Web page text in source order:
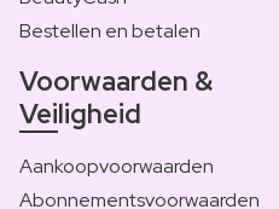
Bestellen en betalen
Voorwaarden &
Veiligheid
Aankoopvoorwaarden
Abonnementsvoorwaarden